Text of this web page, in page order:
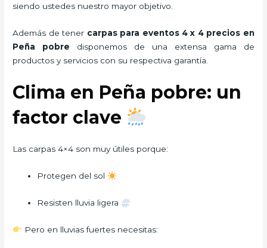
siendo ustedes nuestro mayor objetivo.
Además de tener carpas para eventos 4 x 4 precios en
Peña pobre disponemos de una extensa gama de
productos y servicios con su respectiva garantía.
Clima en Peña pobre: un
factor clave
Las carpas 4×4 son muy útiles porque:
Protegen del sol
Resisten lluvia ligera
Pero en lluvias fuertes necesitas: